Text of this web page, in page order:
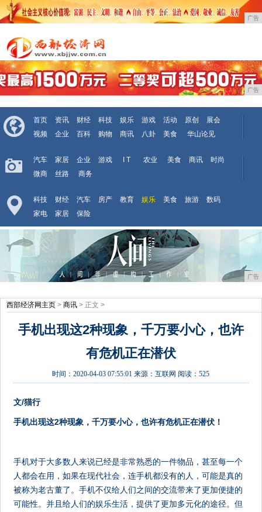
广告
广告
首页 资讯 财经 科技 娱乐 游戏 活动 原创
展会
视频
企业 百科 购物 商讯 八卦 美食 华山论见
汽车 家居 企业 游戏 I T 农业 美食 商讯
时尚
微商
丝路 商务
科技 财经 汽车 房产 教育 娱乐 美食 旅游
数码
家电
家居 保险
广告
西部经济网主页 > 商讯 > 正文 >
手机出现这2种现象，千万要小心，也许
有危机正在潜伏
时间：2020-04-03 07:55:01 来源：互联网 阅读：525
文/猫行
手机出现这2种现象，千万要小心，也许有危机正在潜伏！
手机对于大多数人来说已经是非常熟悉的一件物品，甚至每一个
人都会在用，如果在现代社会，连手机都没有的人，可能是真的
被称为老古董了。手机不仅给人们之间的交流带来了更加便捷的
可能性。并且给人们的娱乐生活，提供了更加多元化的途径。但